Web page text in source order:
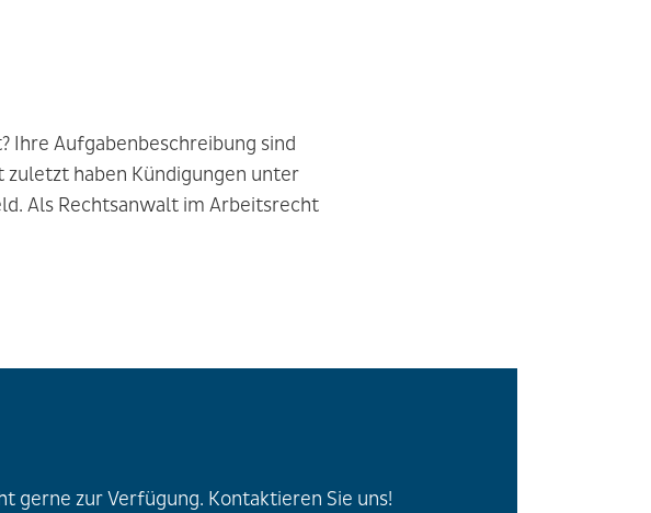
Ihre Aufgabenbeschreibung sind
haben Kündigungen unter
Als Rechtsanwalt im Arbeitsrecht
gerne zur Verfügung. Kontaktieren Sie uns!